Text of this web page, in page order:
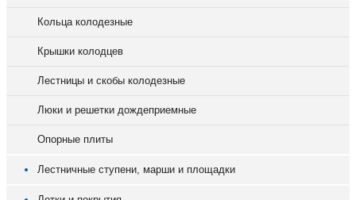
Кольца колодезные
Крышки колодцев
Лестницы и скобы колодезные
Люки и решетки дождеприемные
Опорные плиты
Лестничные ступени, марши и площадки